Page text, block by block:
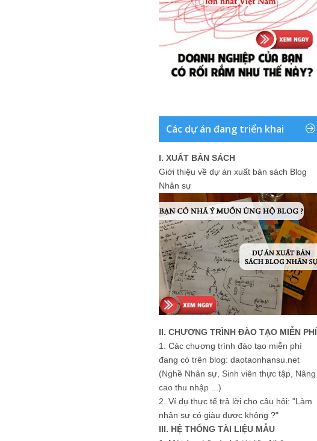
Các dự án đang triển khai
I. XUẤT BẢN SÁCH
Giới thiệu về dự án xuất bản sách Blog
Nhân sự
II. CHƯƠNG TRÌNH ĐÀO TẠO MIỄN PHÍ
1. Các chương trình đào tạo miễn phí
đang có trên blog: daotaonhansu.net
(Nghề Nhân sự, Sinh viên thực tập, Nâng
cao thu nhập ...)
2. Ví dụ thực tế trả lời cho câu hỏi: "Làm
nhân sự có giàu được không ?"
III. HỆ THỐNG TÀI LIỆU MẪU